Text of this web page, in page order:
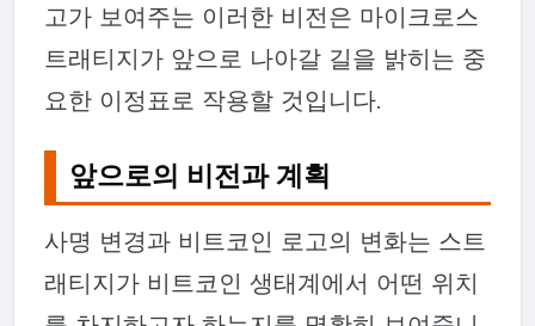
고가 보여주는 이러한 비전은 마이크로스
트래티지가 앞으로 나아갈 길을 밝히는 중
요한 이정표로 작용할 것입니다.
앞으로의 비전과 계획
사명 변경과 비트코인 로고의 변화는 스트
래티지가 비트코인 생태계에서 어떤 위치